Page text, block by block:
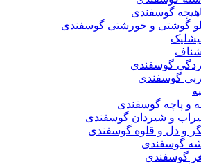
گوسفندی
گوشتی و خورشتی گوسفندی
گوسفندی
گوسفندی
و پاچه گوسفندی
و شیردان گوسفندی
و دل و قلوه گوسفندی
گوسفندی
گوسفندی